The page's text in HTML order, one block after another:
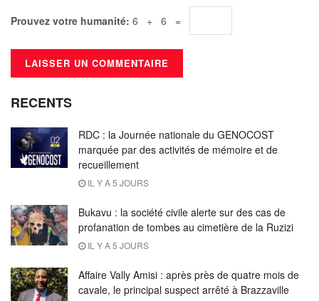
Prouvez votre humanité: 6 + 6 =
RECENTS
RDC : la Journée nationale du GENOCOST
marquée par des activités de mémoire et de
recueillement
IL Y A 5 JOURS
Bukavu : la société civile alerte sur des cas de
profanation de tombes au cimetière de la Ruzizi
IL Y A 5 JOURS
Affaire Vally Amisi : après près de quatre mois de
cavale, le principal suspect arrêté à Brazzaville